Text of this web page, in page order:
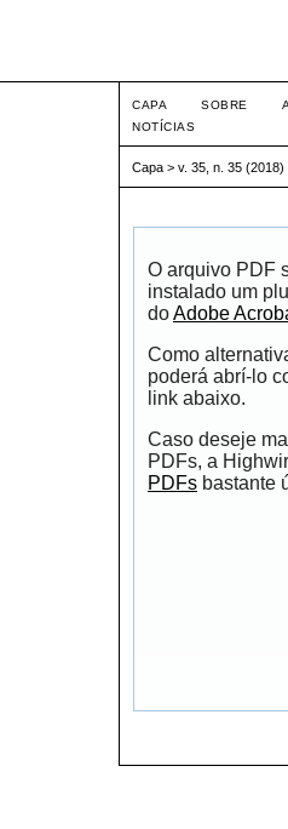
CAPA SOBRE
NOTÍCIAS
Capa > v. 35, n. 35 (2018)
O arquivo PDF
instalado um
doAdobe
Como
poderá abrí-lo
link abaixo.
Caso deseje
PDFs, a
PDFs bastante